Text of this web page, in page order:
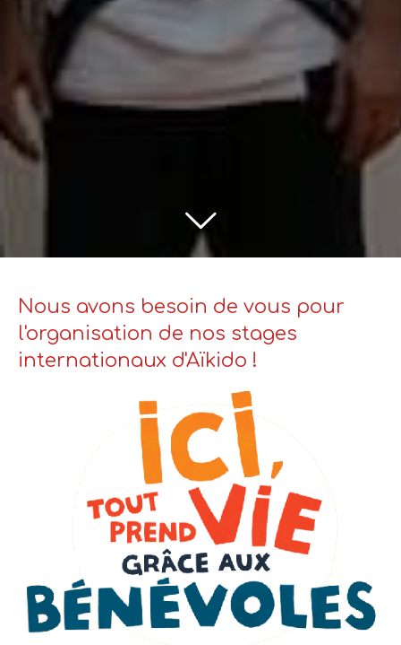
Nous avons besoin de vous pour
l'organisation de nos stages
internationaux d'Aïkido !